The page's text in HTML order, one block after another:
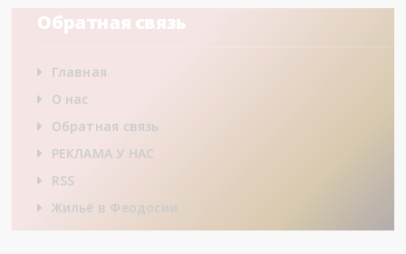
Обратная связь
Главная
О нас
Обратная связь
РЕКЛАМА У НАС
RSS
Жильё в Феодосии